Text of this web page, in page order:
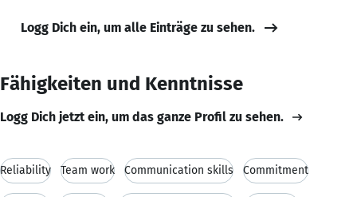
Logg Dich ein, um alle Einträge zu sehen.
Fähigkeiten und Kenntnisse
Logg Dich jetzt ein, um das ganze Profil zu sehen.
Reliability Team work Communication skills Commitment